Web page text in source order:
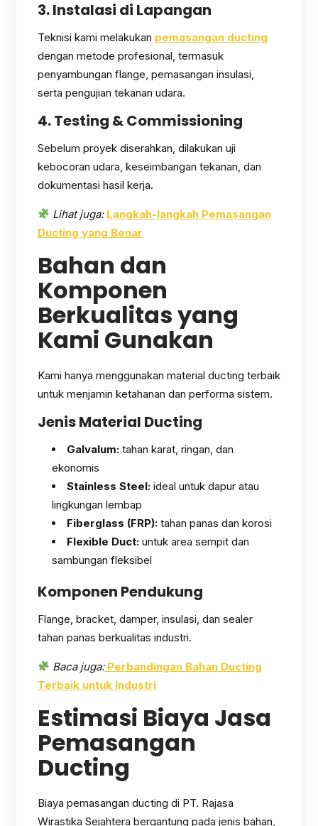
3. Instalasi di Lapangan
Teknisi kami melakukan pemasangan ducting
dengan metode profesional, termasuk
penyambungan flange, pemasangan insulasi,
serta pengujian tekanan udara.
4. Testing & Commissioning
Sebelum proyek diserahkan, dilakukan uji
kebocoran udara, keseimbangan tekanan, dan
dokumentasi hasil kerja.
Lihat juga: Langkah-langkah Pemasangan
Ducting yang Benar
Bahan dan
Komponen
Berkualitas yang
Kami Gunakan
Kami hanya menggunakan material ducting terbaik
untuk menjamin ketahanan dan performa sistem.
Jenis Material Ducting
Galvalum: tahan karat, ringan, dan
ekonomis
Stainless Steel: ideal untuk dapur atau
lingkungan lembap
Fiberglass (FRP): tahan panas dan korosi
Flexible Duct: untuk area sempit dan
sambungan fleksibel
Komponen Pendukung
Flange, bracket, damper, insulasi, dan sealer
tahan panas berkualitas industri.
Baca juga:Perbandingan Bahan Ducting
Terbaik untuk Industri
Estimasi Biaya Jasa
Pemasangan
Ducting
Biaya pemasangan ducting di PT. Rajasa
Wirastika Sejahtera bergantung pada jenis bahan,